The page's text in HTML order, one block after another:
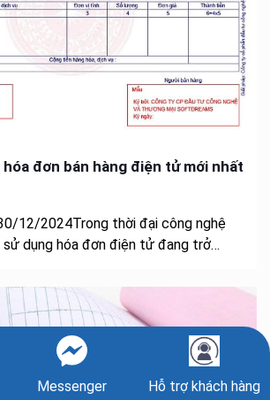
hóa đơn bán hàng điện tử mới nhất
12/2024Trong thời đại công nghệ
sử dụng hóa đơn điện tử đang trở…
Messenger Hỗ trợ khách hàng